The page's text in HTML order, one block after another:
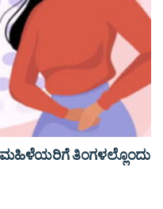
: ಮಹಿಳೆಯರಿಗೆ ತಿಂಗಳಲ್ಲೊಂದು